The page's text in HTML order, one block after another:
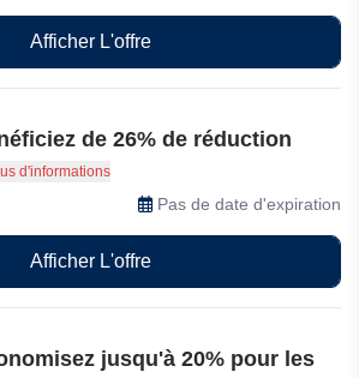
Afficher L'offre
de 26% de réduction
de 26% de réduction sur le pack
Plus d'informations
Pas de date d'expiration
Afficher L'offre
jusqu'à 20% pour les